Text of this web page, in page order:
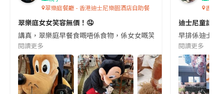
翠樂庭餐廳 - 香港迪士尼樂園酒店自助餐
翠樂庭女女笑容無價！🤤
講真，翠樂庭早餐食嘅唔係食物，係女女嘅笑容！🥰 即整嘅奄列
閱讀更多
香港
迪士尼童話
閱讀更多